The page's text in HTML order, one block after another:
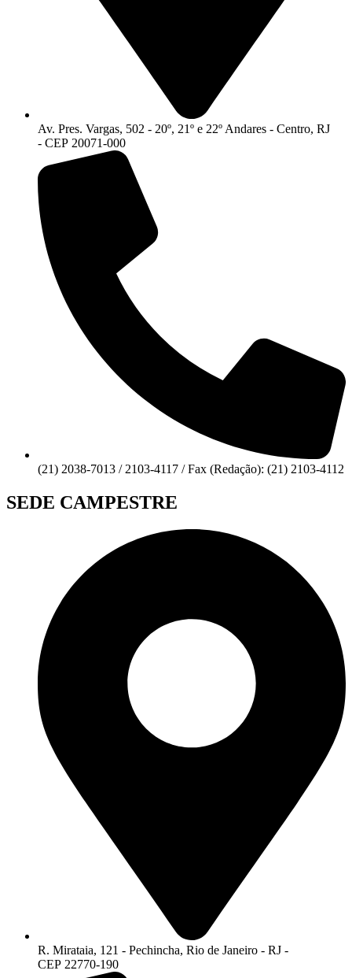
Av. Pres. Vargas, 502 - 20º, 21º e 22º Andares - Centro, RJ
- CEP 20071-000
(21) 2038-7013 / 2103-4117 / Fax (Redação): (21) 2103-4112
SEDE CAMPESTRE
R. Mirataia, 121 - Pechincha, Rio de Janeiro - RJ -
CEP 22770-190